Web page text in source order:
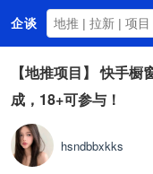
企谈
首页
商务资源
资讯动态
关于我们
【地推项目】 快手橱
成，18+可参与！
hsndbbxkks